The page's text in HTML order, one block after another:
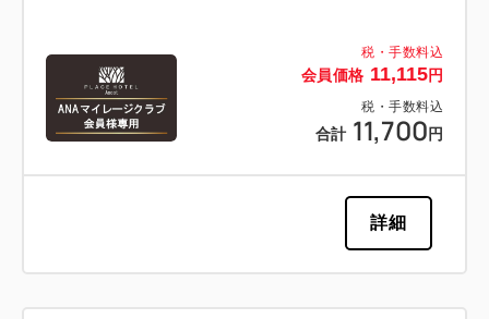
税・手数料込
会員価格 11,115円
税・手数料込
合計 11,700 円
詳細